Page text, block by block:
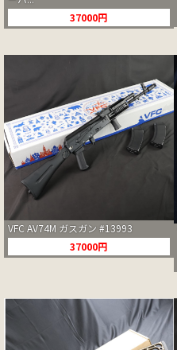
37000円
VFC AV74M ガスガン #13993
37000円